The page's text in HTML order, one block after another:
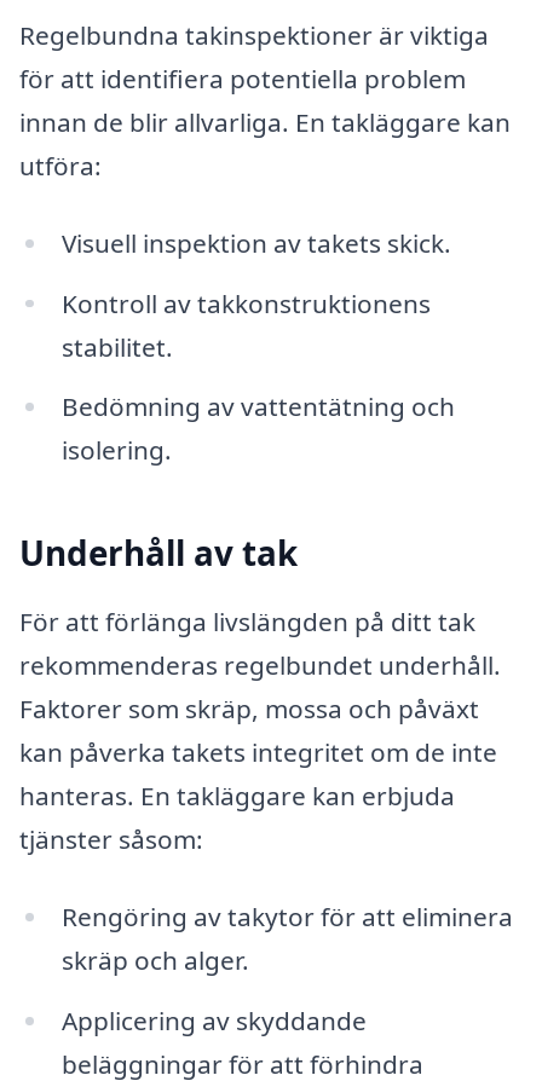
Regelbundna takinspektioner är viktiga
för att identifiera potentiella problem
innan de blir allvarliga. En takläggare kan
utföra:
Visuell inspektion av takets skick.
Kontroll av takkonstruktionens
stabilitet.
Bedömning av vattentätning och
isolering.
Underhåll av tak
För att förlänga livslängden på ditt tak
rekommenderas regelbundet underhåll.
Faktorer som skräp, mossa och påväxt
kan påverka takets integritet om de inte
hanteras. En takläggare kan erbjuda
tjänster såsom:
Rengöring av takytor för att eliminera
skräp och alger.
Applicering av skyddande
beläggningar för att förhindra